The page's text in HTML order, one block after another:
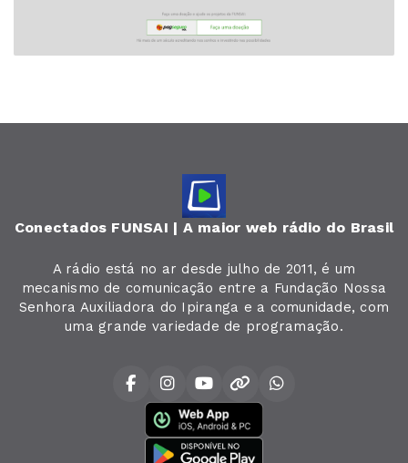
Conectados FUNSAI | A maior web rádio do Brasil
A rádio está no ar desde julho de 2011, é um
mecanismo de comunicação entre a Fundação Nossa
Senhora Auxiliadora do Ipiranga e a comunidade, com
uma grande variedade de programação.